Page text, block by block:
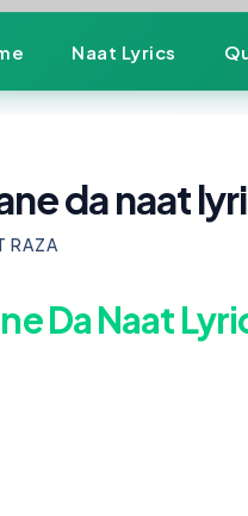
Naat Lyrics
da naat
RAZA
Da Naat